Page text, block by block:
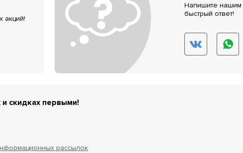
акций!
Напишите нашим
быстрый ответ!
скидках первыми!
рассылок